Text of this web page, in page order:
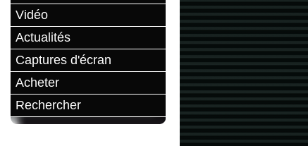
Vidéo
Actualités
Captures d'écran
Acheter
Rechercher